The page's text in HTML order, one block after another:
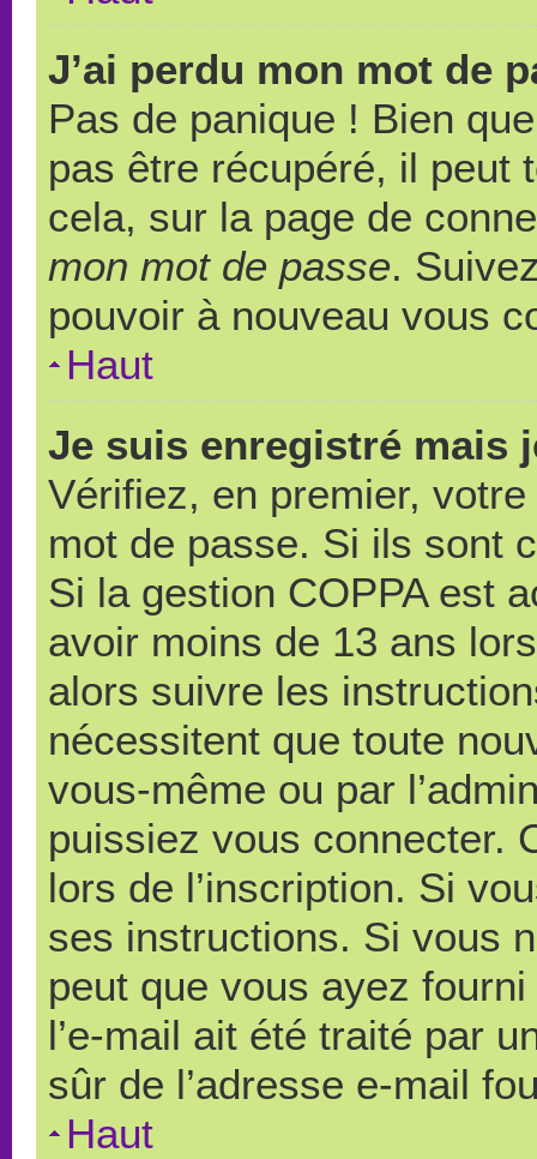
J’ai perdu mon mot de
Pas de panique ! Bien
pas être récupéré, il peut
cela, sur la page de
mon mot de passe.
pouvoir à nouveau vous
Haut
Je suis enregistré mais
Vérifiez, en premier,
mot de passe. Si ils sont
Si la gestion COPPA est
avoir moins de 13 ans
alors suivre les
nécessitent que toute
vous-même ou par
puissiez vous connecter.
lors de l’inscription. Si
ses instructions. Si vous
peut que vous ayez
l’e-mail ait été traité par
sûr de l’adresse e-mail
Haut